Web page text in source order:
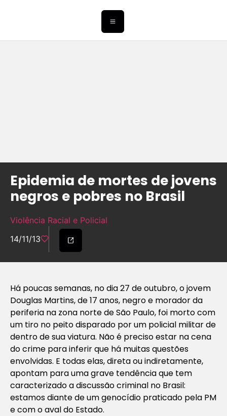
Epidemia de mortes de jovens
negros e pobres no Brasil
Violência Racial e Policial
14/11/13
Há poucas semanas, no dia 27 de outubro, o jovem
Douglas Martins, de 17 anos, negro e morador da
periferia na zona norte de São Paulo, foi morto com
um tiro no peito disparado por um policial militar de
dentro de sua viatura. Não é preciso estar na cena
do crime para inferir que há muitas questões
envolvidas. E todas elas, direta ou indiretamente,
apontam para uma grave tendência que tem
caracterizado a discussão criminal no Brasil:
estamos diante de um genocídio praticado pela PM
e com o aval do Estado.